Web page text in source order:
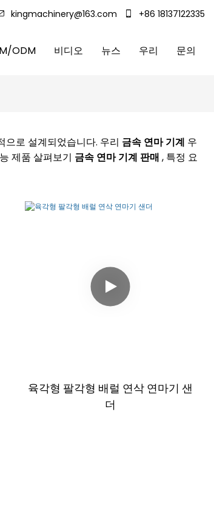
kingmachinery@163.com +86 18137122335
ODM 비디오 뉴스 우리 문의
으로 설계되었습니다. 우리 금속 연마 기계 우
제품 살펴보기 금속 연마 기계 판매 , 특정 요
육각형 팔각형 배럴 연삭 연마기 샌
더